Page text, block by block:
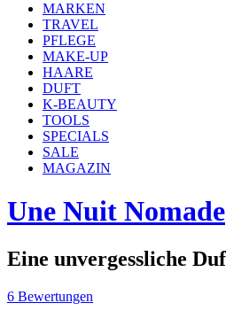
MARKEN
TRAVEL
PFLEGE
MAKE-UP
HAARE
DUFT
K-BEAUTY
TOOLS
SPECIALS
SALE
MAGAZIN
Une Nuit Nomade
Eine unvergessliche
6 Bewertungen